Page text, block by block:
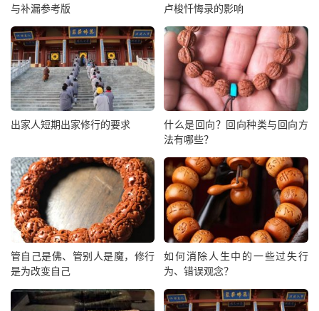
与补漏参考版
卢梭忏悔录的影响
出家人短期出家修行的要求
什么是回向？回向种类与回向方
法有哪些？
管自己是佛、管别人是魔，修行
是为改变自己
如何消除人生中的一些过失行
为、错误观念？